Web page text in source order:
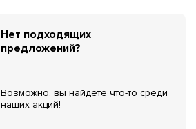
Нет подходящих
предложений?
Возможно, вы найдёте что-то среди
наших акций!